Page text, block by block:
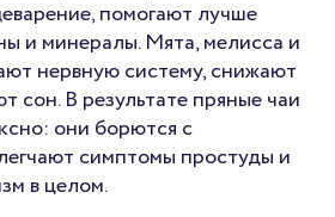
помогают лучше
и минералы. Мята, мелисса и
нервную систему, снижают
сон. В результате пряные чаи
они борются с
симптомы простуды и
в целом.